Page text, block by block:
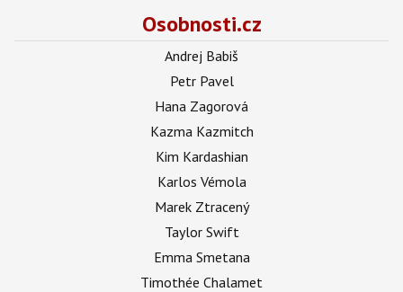
Osobnosti.cz
Andrej Babiš
Petr Pavel
Hana Zagorová
Kazma Kazmitch
Kim Kardashian
Karlos Vémola
Marek Ztracený
Taylor Swift
Emma Smetana
Timothée Chalamet